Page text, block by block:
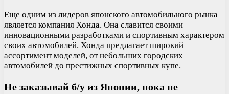
Еще одним из лидеров японского автомобильного рынка
является компания Хонда. Она славится своими
инновационными разработками и спортивным характером
своих автомобилей. Хонда предлагает широкий
ассортимент моделей, от небольших городских
автомобилей до престижных спортивных купе.
Не заказывай б/у из Японии, пока не